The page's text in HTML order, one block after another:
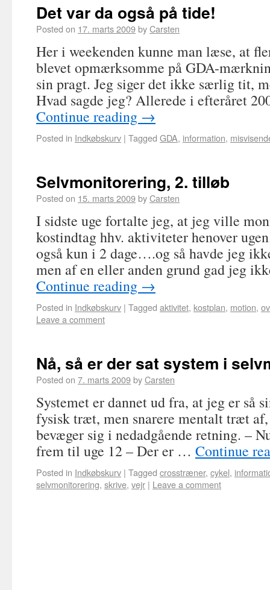
Det var da også på tide!
Posted on 17. marts 2009byCarsten
Her i weekenden kunne man læse, at
blevet opmærksomme på GDA-
sin pragt. Jeg siger det ikke særlig tit,
Hvad sagde jeg? Allerede i efteråret
Continue reading →
Posted in Indkøbskurv | Tagged GDA, information,
Selvmonitorering, 2. tilløb
Posted on 15. marts 2009byCarsten
I sidste uge fortalte jeg, at jeg ville
kostindtag hhv. aktiviteter henover
også kun i 2 dage….og så havde jeg
men af en eller anden grund gad jeg
Continue reading →
Posted in Indkøbskurv | Tagged aktivitet, kostplan, motion,
Leave a comment
Nå, så er der sat system i
Posted on 7. marts 2009byCarsten
Systemet er dannet ud fra, at jeg er så
fysisk træt, men snarere mentalt træt
bevæger sig i nedadgående retning. –
frem til uge 12 – Der er … Continue
Posted in Indkøbskurv | Tagged crosstræner, cykel,
selvmonitorering, skrive, vejr | Leave a comment